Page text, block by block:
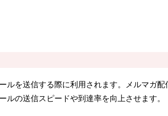
ルを送信する際に利用されます。メルマガ
の送信スピードや到達率を向上させます。